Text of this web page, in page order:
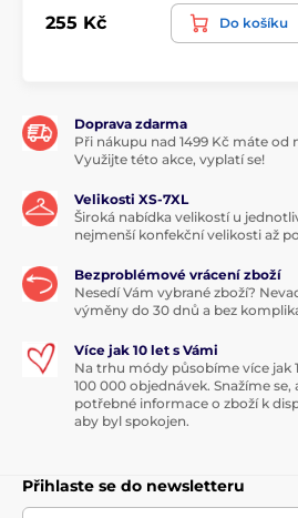
255 Kč Do košíku
Doprava zdarma
Při nákupu nad 1499 Kč máte od
Využijte této akce, vyplatí se!
Velikosti XS-7XL
Široká nabídka velikostí u
nejmenší konfekční velikosti až
Bezproblémové vrácení zboží
Nesedí Vám vybrané zboží?
výměny do 30 dnů a bez
Více jak 10 let s Vámi
Na trhu módy působíme více jak
100 000 objednávek. Snažíme
potřebné informace o zboží k
aby byl spokojen.
Přihlaste se do newsletteru